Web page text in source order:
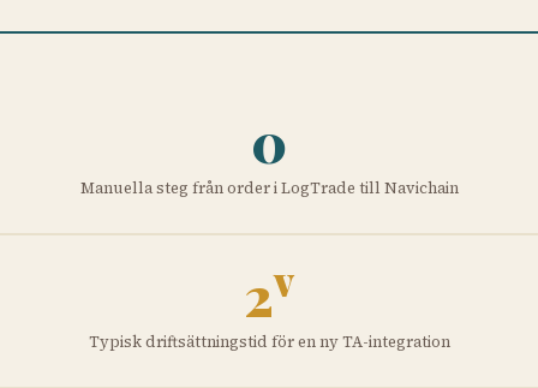
0
Manuella steg från order i LogTrade till Navichain
2v
Typisk driftsättningstid för en ny TA-integration